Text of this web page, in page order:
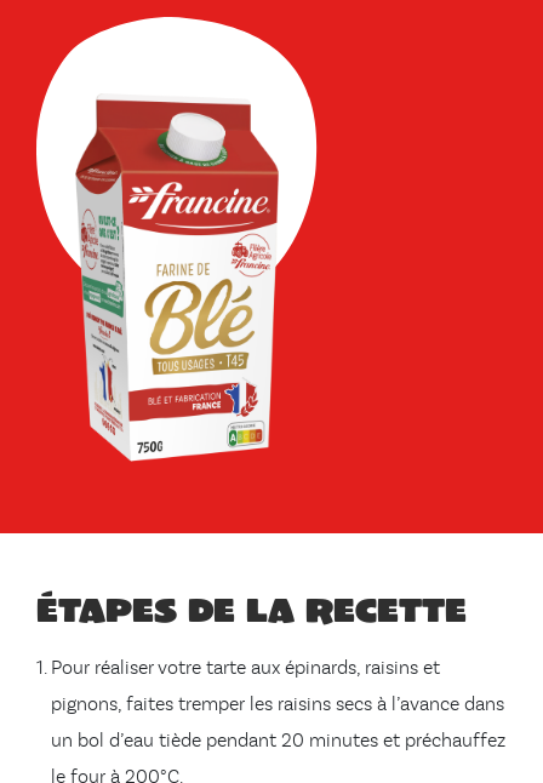
Étapes de la recette
Pour réaliser votre tarte aux épinards, raisins et
pignons, faites tremper les raisins secs à l’avance dans
un bol d’eau tiède pendant 20 minutes et préchauffez
le four à 200°C.